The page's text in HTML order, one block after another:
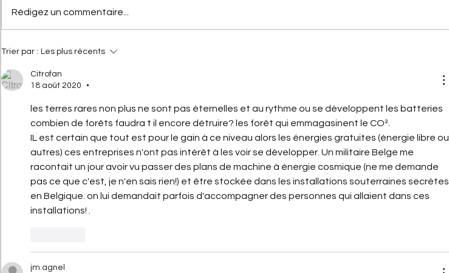
[Les hommes qui ont fait
Citroën] Georges-Marie
droit d’André Citroën
Rédigez un commentaire...
Trier par : Les plus récents
Citrofan
18 août 2020
•
les terres rares non plus ne sont pas éternelles et au rythme ou se développent les batteries
combien de forêts faudra t il encore détruire? les forêt qui emmagasinent le CO².
IL est certain que tout est pour le gain à ce niveau alors les énergies gratuites (énergie libre ou
autres) ces entreprises n'ont pas intérêt à les voir se développer. Un militaire Belge me
racontait un jour avoir vu passer des plans de machine à énergie cosmique (ne me demande
pas ce que c'est, je n'en sais rien!) et être stockée dans les installations souterraines secrètes
en Belgique. on lui demandait parfois d'accompagner des personnes qui allaient dans ces
installations! .
jm.agnel